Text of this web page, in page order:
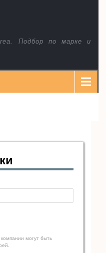
Подбор по марке и
могут быть